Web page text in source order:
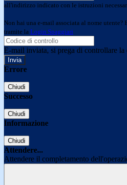
all'indirizzo indicato con le istruzioni
Non hai una e-mail associata al nome utente?
tramite la Login Spaggiari
E-mail inviata, si prega di controllare la
Errore
Chiudi
Successo
Chiudi
Informazione
Chiudi
Attendere...
Attendere il completamento